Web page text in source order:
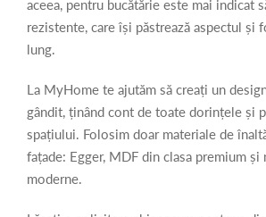
aceea, pentru bucătărie este mai indicat
rezistente, care își păstrează aspectul și
lung.
La MyHome te ajutăm să creați un
gândit, ținând cont de toate dorințele și
spațiului. Folosim doar materiale de
fațade: Egger, MDF din clasa premium și
moderne.